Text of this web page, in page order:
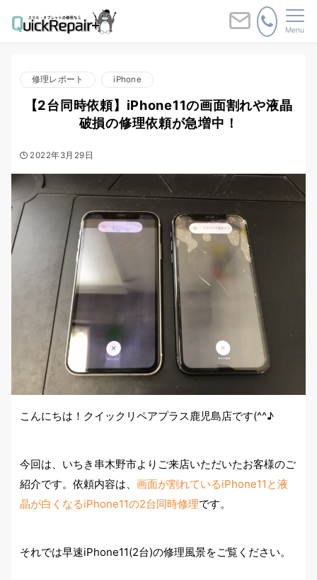
Menu
修理レポート iPhone
【2台同時依頼】iPhone11の画面割れや液晶
破損の修理依頼が急増中！
2022年3月29日
こんにちは！クイックリペアプラス鹿児島店です(^^♪
今回は、いちき串木野市よりご来店いただいたお客様のご
紹介です。依頼内容は、 画面が割れているiPhone11と液
晶が白くなるiPhone11の2台同時修理です。
それでは早速iPhone11(2台)の修理風景をご覧ください。